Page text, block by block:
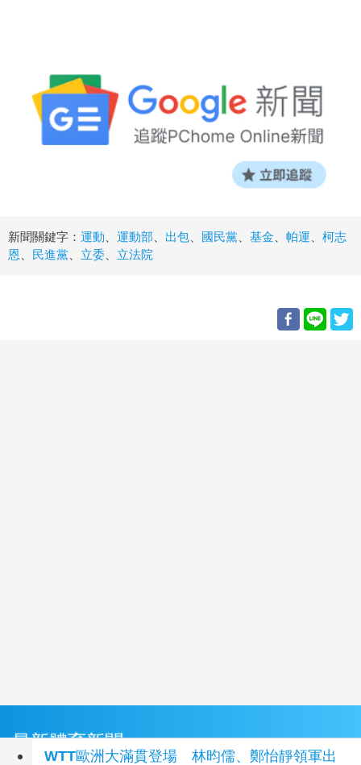
新聞關鍵字： 運動 運動部 出包 國民黨 基金 帕運
柯志
恩
民進黨 立委 立法院
最新體育新聞
WTT歐洲大滿貫登場 林昀儒、鄭怡靜領軍出